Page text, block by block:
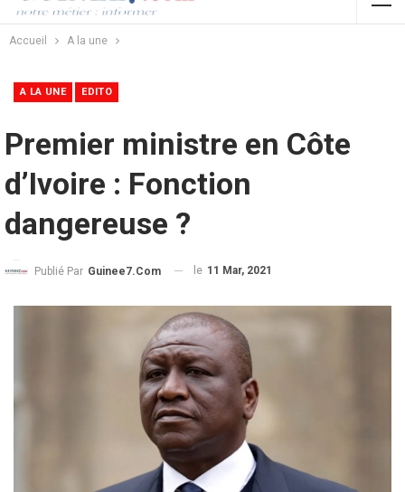
Accueil A la une
A LA UNE EDITO
Premier ministre en Côte
d’Ivoire : Fonction
dangereuse ?
Publié Par Guinee7.com le 11 Mar, 2021